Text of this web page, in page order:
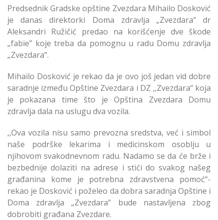
Predsednik Gradske opštine Zvezdara Mihailo Dosković
je danas direktorki Doma zdravlja „Zvezdara” dr
Aleksandri Ružičić predao na korišćenje dve škode
„fabie” koje treba da pomognu u radu Domu zdravlja
„Zvezdara”.
Mihailo Dosković je rekao da je ovo još jedan vid dobre
saradnje između Opštine Zvezdara i DZ ,,Zvezdara“ koja
je pokazana time što je Opština Zvezdara Domu
zdravlja dala na uslugu dva vozila.
,,Ova vozila nisu samo prevozna sredstva, već i simbol
naše podrške lekarima i medicinskom osoblju u
njihovom svakodnevnom radu. Nadamo se da će brže i
bezbednije dolaziti na adrese i stići do svakog našeg
građanina kome je potrebna zdravstvena pomoć“-
rekao je Dosković i poželeo da dobra saradnja Opštine i
Doma zdravlja „Zvezdara” bude nastavljena zbog
dobrobiti građana Zvezdare.